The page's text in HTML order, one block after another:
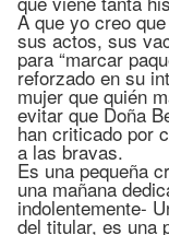
A que yo creo
sus actos, sus
para “marcar
reforzado en su
mujer que quién
evitar que Doña
han criticado por
a las bravas.
Es una pequeña
una mañana
indolentemente-
del titular, es una